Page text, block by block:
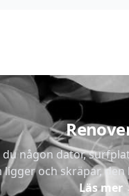
du någon dator,
ligger och skräpar,
Läs mer